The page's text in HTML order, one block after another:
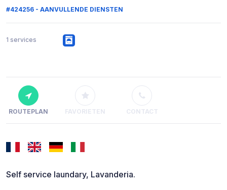
#424256 - AANVULLENDE DIENSTEN
1 services
ROUTEPLAN FAVORIETEN CONTACT
Self service laundary, Lavanderia.